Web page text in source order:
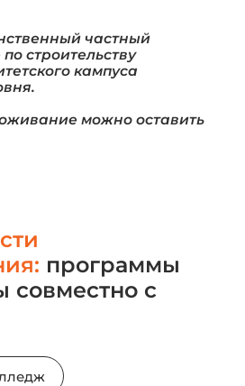
частный
по строительству
кампуса
можно оставить
программы
совместно с